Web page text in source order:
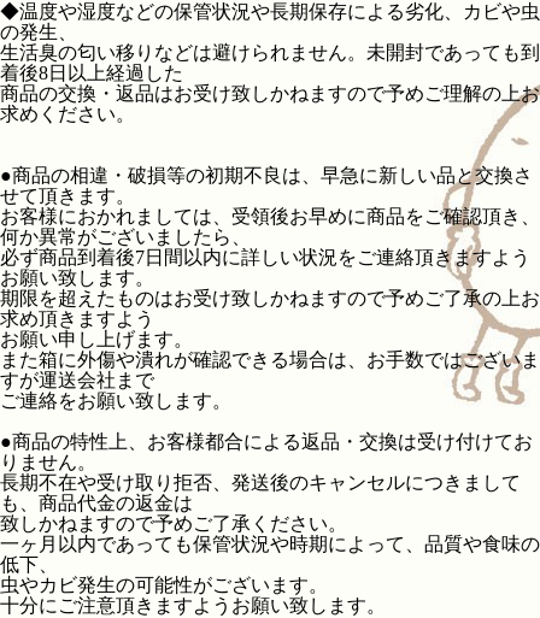
◆温度や湿度などの保管状況や長期保存による劣化、カビや虫
の発生、
生活臭の匂い移りなどは避けられません。未開封であっても到
着後8日以上経過した
商品の交換・返品はお受け致しかねますので予めご理解の上お
求めください。
●商品の相違・破損等の初期不良は、早急に新しい品と交換さ
せて頂きます。
お客様におかれましては、受領後お早めに商品をご確認頂き、
何か異常がございましたら、
必ず商品到着後7日間以内に詳しい状況をご連絡頂きますよう
お願い致します。
期限を超えたものはお受け致しかねますので予めご了承の上お
求め頂きますよう
お願い申し上げます。
また箱に外傷や潰れが確認できる場合は、お手数ではございま
すが運送会社まで
ご連絡をお願い致します。
●商品の特性上、お客様都合による返品・交換は受け付けてお
りません。
長期不在や受け取り拒否、発送後のキャンセルにつきまして
も、商品代金の返金は
致しかねますので予めご了承ください。
一ヶ月以内であっても保管状況や時期によって、品質や食味の
低下、
虫やカビ発生の可能性がございます。
十分にご注意頂きますようお願い致します。